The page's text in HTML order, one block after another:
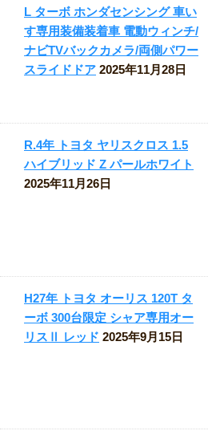
L ターボ ホンダセンシング 車い
す専用装備装着車 電動ウィンチ/
ナビTVバックカメラ/両側パワー
スライドドア 2025年11月28日
R.4年 トヨタ ヤリスクロス 1.5
ハイブリッド Z パールホワイト
2025年11月26日
H27年 トヨタ オーリス 120T タ
ーボ 300台限定 シャア専用オー
リスⅡ レッド 2025年9月15日